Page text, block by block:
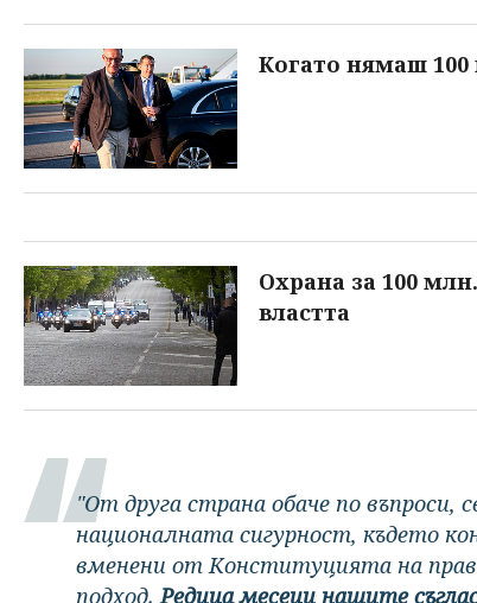
Когато нямаш
Охрана за 100
властта
"От друга страна обаче по въпроси,
националната сигурност, където
вменени от Конституцията на
подход.Редица месеци нашите